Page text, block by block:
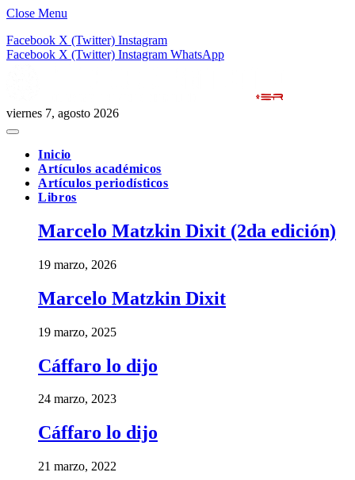
Close Menu
Facebook X (Twitter) Instagram
Facebook X (Twitter) Instagram WhatsApp
viernes 7, agosto 2026
Inicio
Artículos académicos
Artículos periodísticos
Libros
Marcelo Matzkin Dixit (2da edición)
19 marzo, 2026
Marcelo Matzkin Dixit
19 marzo, 2025
Cáffaro lo dijo
24 marzo, 2023
Cáffaro lo dijo
21 marzo, 2022